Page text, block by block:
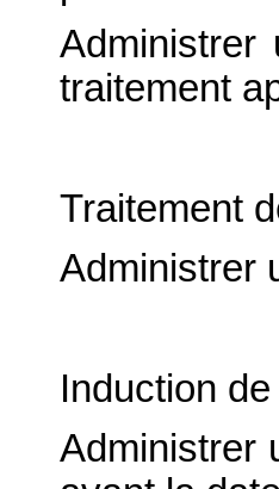
Administrer
traitement
Traitement
Administrer
Induction
Administrer